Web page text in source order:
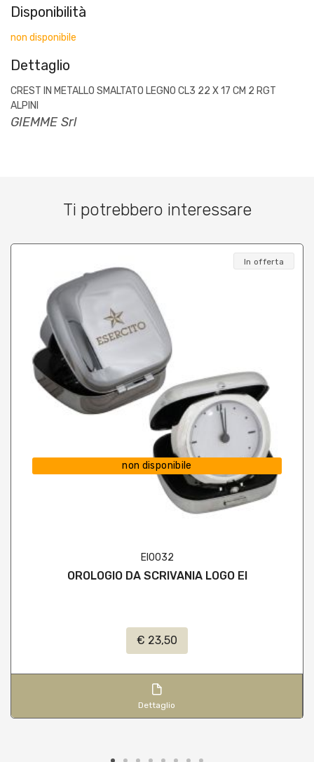
Disponibilità
non disponibile
Dettaglio
CREST IN METALLO SMALTATO LEGNO CL3 22 X 17 CM 2 RGT
ALPINI
GIEMME Srl
Ti potrebbero interessare
In offerta
non disponibile
EI0032
OROLOGIO DA SCRIVANIA LOGO EI
€ 23,50
Dettaglio